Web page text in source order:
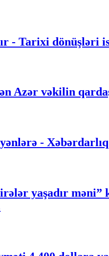
- Tarixi dönüşləri
Azər vəkilin
- Xəbərdarlıq
yaşadır məni”